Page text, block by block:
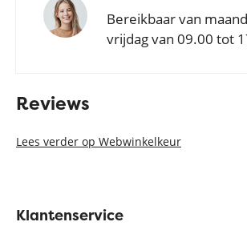
Bereikbaar van
vrijdag van 09.00 tot
Reviews
Lees verder op Webwinkelkeur
Klantenservice